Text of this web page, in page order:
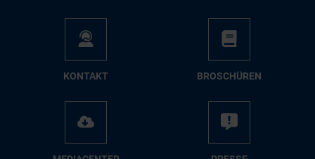
KON­TAKT BRO­SCHÜ­REN